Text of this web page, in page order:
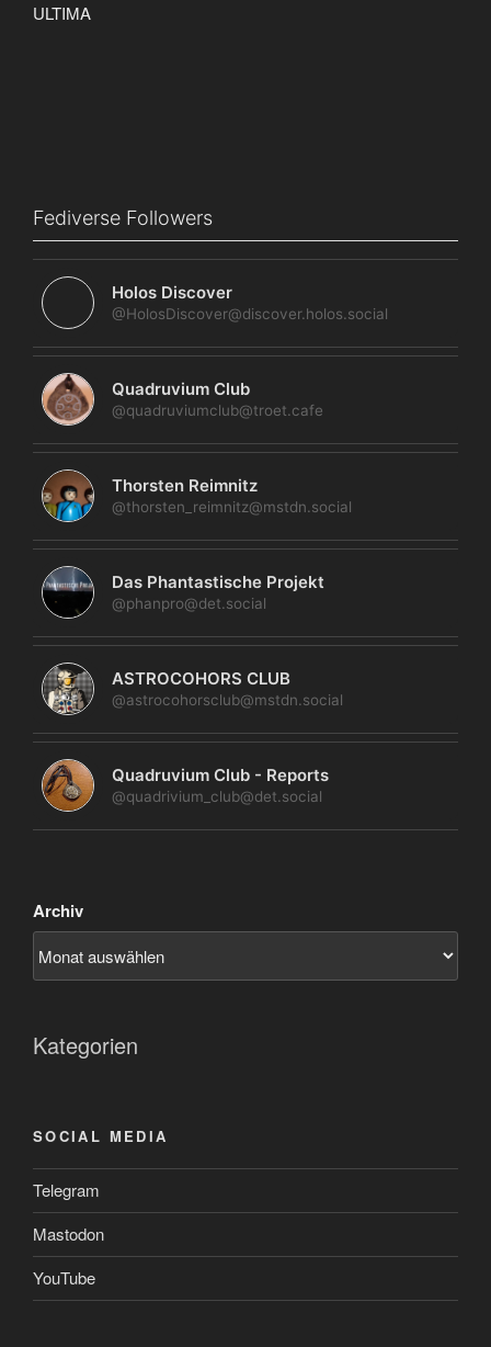
Fediverse Followers
Holos Discover
@HolosDiscover@discover.holos.social
Quadruvium Club
@quadruviumclub@troet.cafe
Thorsten Reimnitz
@thorsten_reimnitz@mstdn.social
Das Phantastische Projekt
@phanpro@det.social
ASTROCOHORS CLUB
@astrocohorsclub@mstdn.social
Quadruvium Club - Reports
@quadrivium_club@det.social
Archiv
Kategorien
SOCIAL MEDIA
Telegram
Mastodon
YouTube